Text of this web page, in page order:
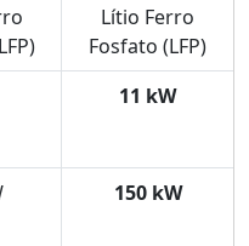
Lítio Ferro
Fosfato (LFP)
11 kW
150 kW